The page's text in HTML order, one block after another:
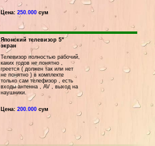
Цена: 250.000сум
Японский телевизор 5"
экран
Телевизор полностью рабочий,
каких годов не понятно ,
греется ( должен так или нет
не понятно ) в комплекте
только сам телефизор , есть
входы антенна , AV , выход на
наушники.
Цена: 200.000сум